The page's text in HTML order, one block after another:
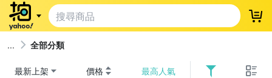
登
全部分類
最新上架 價格 最高人氣